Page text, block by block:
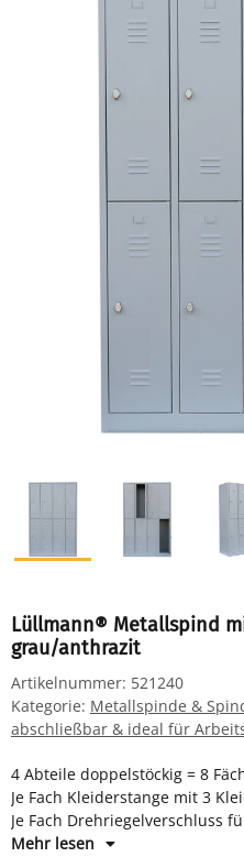
Lüllmann® Metallspind
grau/anthrazit
Artikelnummer: 521240
Kategorie: Metallspinde &
abschließbar & ideal für
4 Abteile doppelstöckig = 8
Je Fach Kleiderstange mit 3
Je Fach Drehriegelverschluss
Maße: H 1950 x B 1170 x T 500
Mehr lesen